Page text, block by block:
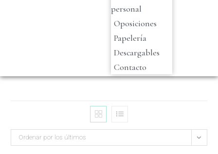
personal
Oposiciones
Papelería
Descargables
Contacto
Ordenar por los últimos